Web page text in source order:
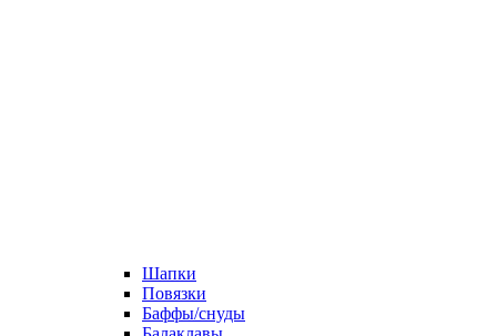
Шапки
Повязки
Баффы/снуды